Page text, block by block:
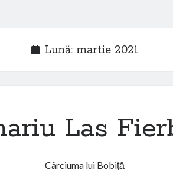
Lună: martie 2021
Las
Cârciuma lui Bobiță